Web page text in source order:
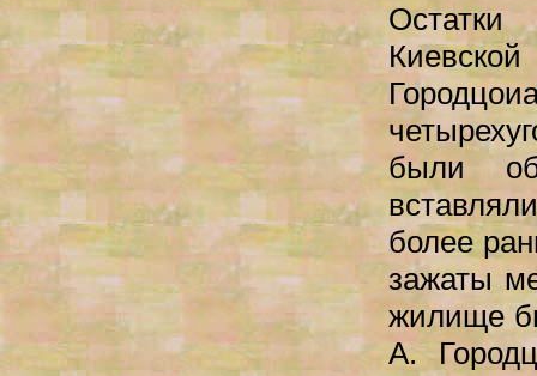
Остатки
были
более
зажаты
жилище
А.